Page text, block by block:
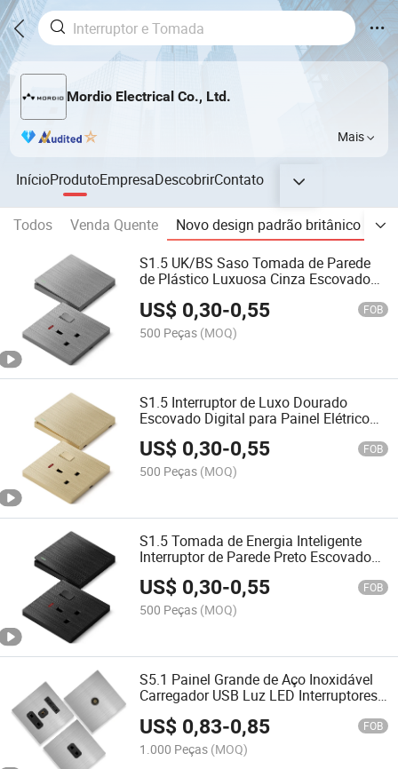
Mordio Electrical Co., Ltd.
Mais
InícioProdutoEmpresaDescobrirContato
Todos Venda Quente Novo design padrão britânico
S1.5 UK/BS Saso Tomada de Parede
de Plástico Luxuosa Cinza Escovado
US$ 0,30-0,55 FOB
500 Peças (MOQ)
S1.5 Interruptor de Luxo Dourado
Escovado Digital para Painel Elétrico
Interruptores de Parede para Parede
US$ 0,30-0,55 FOB
500 Peças (MOQ)
S1.5 Tomada de Energia Inteligente
Interruptor de Parede Preto Escovado
Botão de Toque de Plástico Interruptor
de Botão de Pressão
US$ 0,30-0,55 FOB
500 Peças (MOQ)
S5.1 Painel Grande de Aço Inoxidável
Carregador USB Luz LED Interruptores
US$ 0,83-0,85 FOB
1.000 Peças (MOQ)